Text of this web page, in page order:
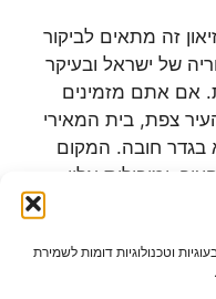
וטכנולוגיות דומות לשמירת
זה מתאים לביקור
של ישראל ובעיקר
אם אתם מזמינים
צפת, בית המאירי
חובה. המקום
ומובילות אליו
בתוך מבנה עתיק
תוך התייחסות לחיי
ועוד.